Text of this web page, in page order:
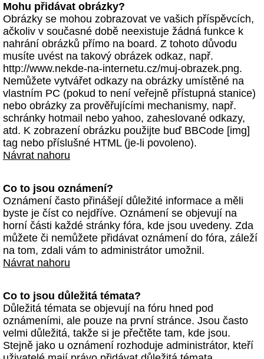
Mohu přidávat obrázky?
Obrázky se mohou zobrazovat ve vašich příspěvcích,
ačkoliv v současné době neexistuje žádná funkce k
nahrání obrázků přímo na board. Z tohoto důvodu
musíte uvést na takový obrázek odkaz, např.
http://www.nekde-na-internetu.cz/muj-obrazek.png.
Nemůžete vytvářet odkazy na obrázky umístěné na
vlastním PC (pokud to není veřejně přístupná stanice)
nebo obrázky za prověřujícími mechanismy, např.
schránky hotmail nebo yahoo, zaheslované odkazy,
atd. K zobrazení obrázku použijte buď BBCode [img]
tag nebo příslušné HTML (je-li povoleno).
Návrat nahoru
Co to jsou oznámení?
Oznámení často přinášejí důležité informace a měli
byste je číst co nejdříve. Oznámení se objevují na
horní části každé stránky fóra, kde jsou uvedeny. Zda
můžete či nemůžete přidávat oznámení do fóra, záleží
na tom, zdali vám to administrátor umožnil.
Návrat nahoru
Co to jsou důležitá témata?
Důležitá témata se objevují na fóru hned pod
oznámeními, ale pouze na první stránce. Jsou často
velmi důležitá, takže si je přečtěte tam, kde jsou.
Stejně jako u oznámení rozhoduje administrátor, kteří